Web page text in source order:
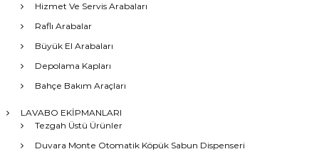
Hizmet Ve Servis Arabaları
Raflı Arabalar
Büyük El Arabaları
Depolama Kapları
Bahçe Bakım Araçları
LAVABO EKİPMANLARI
Tezgah Üstü Ürünler
Duvara Monte Otomatik Köpük Sabun Dispenseri